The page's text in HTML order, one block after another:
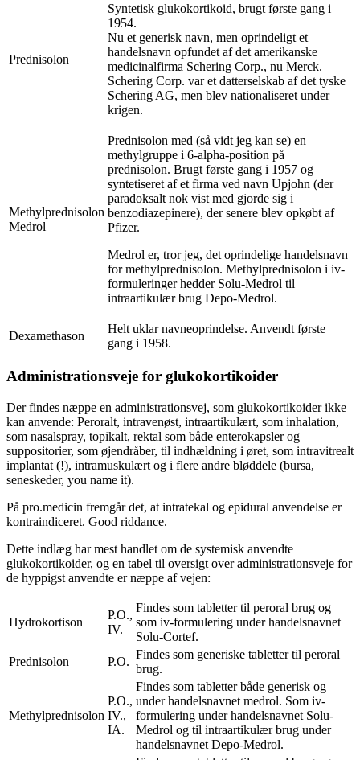
Prednisolon
Syntetisk glukokortikoid, brugt første gang i
1954.
Nu et generisk navn, men oprindeligt et
handelsnavn opfundet af det amerikanske
medicinalfirma Schering Corp., nu Merck.
Schering Corp. var et datterselskab af det tyske
Schering AG, men blev nationaliseret under
krigen.
Methylprednisolon
Medrol
Prednisolon med (så vidt jeg kan se) en
methylgruppe i 6-alpha-position på
prednisolon. Brugt første gang i 1957 og
syntetiseret af et firma ved navn Upjohn (der
paradoksalt nok vist med gjorde sig i
benzodiazepinere), der senere blev opkøbt af
Pfizer.
Medrol er, tror jeg, det oprindelige handelsnavn
for methylprednisolon. Methylprednisolon i iv-
formuleringer hedder Solu-Medrol til
intraartikulær brug Depo-Medrol.
Dexamethason
Helt uklar navneoprindelse. Anvendt første
gang i 1958.
Administrationsveje for glukokortikoider
Der findes næppe en administrationsvej, som glukokortikoider ikke
kan anvende: Peroralt, intravenøst, intraartikulært, som inhalation,
som nasalspray, topikalt, rektal som både enterokapsler og
suppositorier, som øjendråber, til indhældning i øret, som intravitrealt
implantat (!), intramuskulært og i flere andre bløddele (bursa,
seneskeder, you name it).
På pro.medicin fremgår det, at intratekal og epidural anvendelse er
kontraindiceret. Good riddance.
Dette indlæg har mest handlet om de systemisk anvendte
glukokortikoider, og en tabel til oversigt over administrationsveje for
de hyppigst anvendte er næppe af vejen:
Hydrokortison
P.O.,
IV.
Findes som tabletter til peroral brug og
som iv-formulering under handelsnavnet
Solu-Cortef.
Prednisolon
P.O.
Findes som generiske tabletter til peroral
brug.
Methylprednisolon
P.O.,
IV.,
IA.
Findes som tabletter både generisk og
under handelsnavnet medrol. Som iv-
formulering under handelsnavnet Solu-
Medrol og til intraartikulær brug under
handelsnavnet Depo-Medrol.